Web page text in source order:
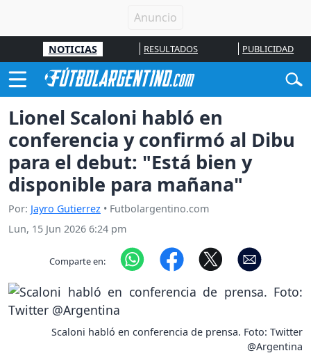
NOTICIAS RESULTADOS PUBLICIDAD
Lionel Scaloni habló en
conferencia y confirmó al Dibu
para el debut: "Está bien y
disponible para mañana"
Por: Jayro Gutierrez • Futbolargentino.com
Lun, 15 Jun 2026 6:24 pm
Comparte en:
Scaloni habló en conferencia de prensa. Foto: Twitter
@Argentina